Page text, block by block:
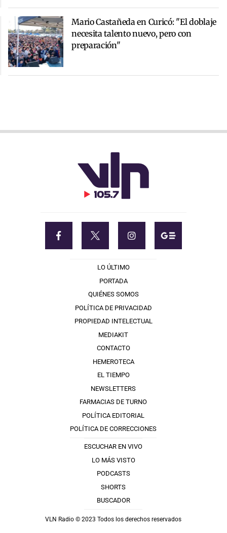
Mario Castañeda en Curicó: "El doblaje
necesita talento nuevo, pero con
preparación"
LO ÚLTIMO
PORTADA
QUIÉNES SOMOS
POLÍTICA DE PRIVACIDAD
PROPIEDAD INTELECTUAL
MEDIAKIT
CONTACTO
HEMEROTECA
EL TIEMPO
NEWSLETTERS
FARMACIAS DE TURNO
POLÍTICA EDITORIAL
POLÍTICA DE CORRECCIONES
ESCUCHAR EN VIVO
LO MÁS VISTO
PODCASTS
SHORTS
BUSCADOR
VLN Radio © 2023 Todos los derechos reservados